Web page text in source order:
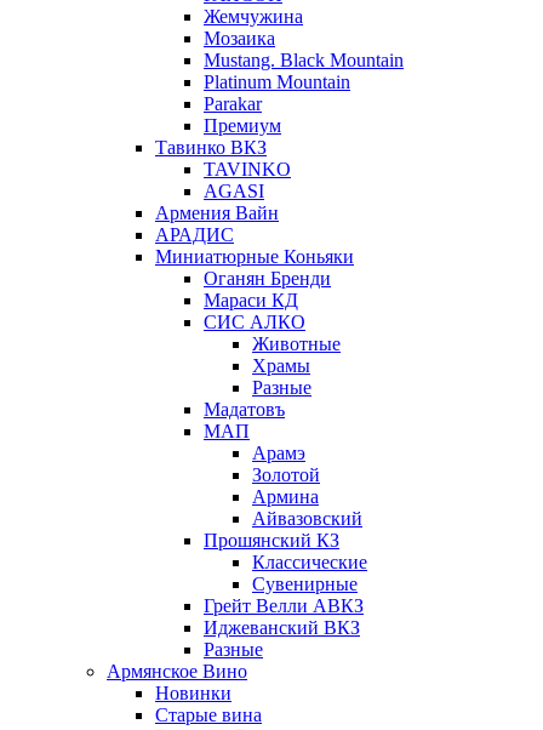
Жемчужина
Мозаика
Mustang. Black Mountain
Platinum Mountain
Parakar
Премиум
Тавинко ВКЗ
TAVINKO
AGASI
Армения Вайн
АРАДИС
Миниатюрные Коньяки
Оганян Бренди
Мараси КД
СИС АЛКО
Животные
Храмы
Разные
Мадатовъ
МАП
Арамэ
Золотой
Армина
Айвазовский
Прошянский КЗ
Классические
Сувенирные
Грейт Велли АВКЗ
Иджеванский ВКЗ
Разные
Армянское Вино
Новинки
Старые вина